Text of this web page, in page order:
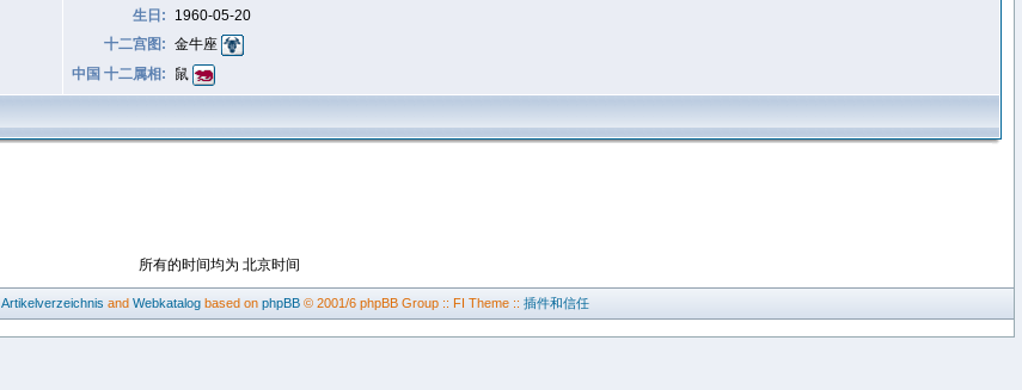
生日:
1960-05-20
十二宫图: 金牛座
中国 十二属相:
鼠
所有的时间均为 北京时间
Artikelverzeichnis and Webkatalog based on phpBB © 2001/6 phpBB Group :: FI Theme :: 插件和信任